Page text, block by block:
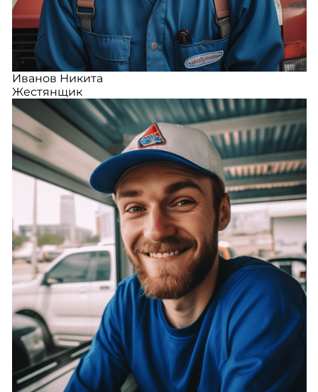
Иванов Никита
Жестянщик